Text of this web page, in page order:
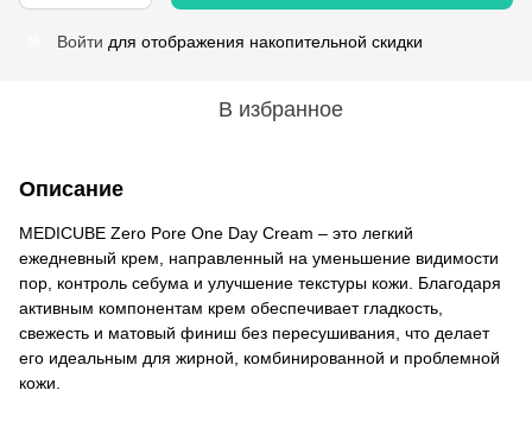
Войти для отображения накопительной скидки
В избранное
Описание
MEDICUBE Zero Pore One Day Cream – это легкий
ежедневный крем, направленный на уменьшение видимости
пор, контроль себума и улучшение текстуры кожи. Благодаря
активным компонентам крем обеспечивает гладкость,
свежесть и матовый финиш без пересушивания, что делает
его идеальным для жирной, комбинированной и проблемной
кожи.